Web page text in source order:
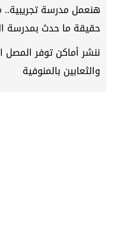
هنعمل مدرسة تجريبية..
حقيقة ما حدث بمدرسة
ننشر أماكن توفر المصل
والثعابين بالمنوفية